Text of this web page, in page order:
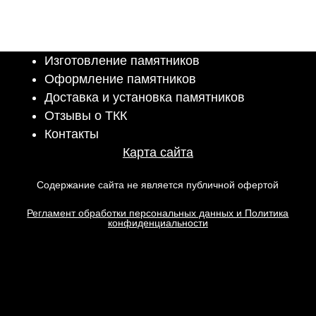
Изготовление памятников
Оформление памятников
Доставка и установка памятников
Отзывы о ТКК
Контакты
Карта сайта
Содержание сайта не является публичной офертой
Регламент обработки персональных данных и Политика
конфиденциальности